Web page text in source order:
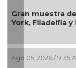
Nueva
La
entre
Jul 30,